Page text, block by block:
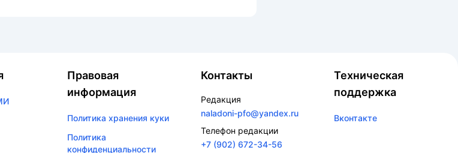
Правовая
информация
Политика хранения куки
Политика
конфиденциальности
Контакты
Редакция
naladoni-pfo@yandex.ru
Телефон редакции
+7 (902) 672-34-56
Техническая
поддержка
Вконтакте